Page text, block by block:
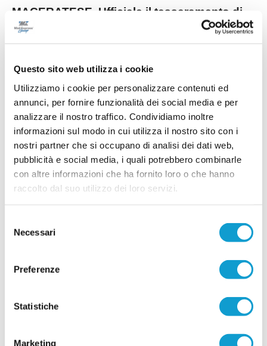
Questo sito web utilizza i cookie
Utilizziamo i cookie per personalizzare contenuti ed
annunci, per fornire funzionalità dei social media e per
analizzare il nostro traffico. Condividiamo inoltre
informazioni sul modo in cui utilizza il nostro sito con i
nostri partner che si occupano di analisi dei dati web,
pubblicità e social media, i quali potrebbero combinarle
con altre informazioni che ha fornito loro o che hanno
raccolto dal suo utilizzo dei loro servizi.
delNecessari
Preferenze
Statistiche
Marketing
MACERATESE. Ufficiale il tesseramento di
Francesco Tarulli
centrocampista Francesco Tarulli, cla
ELITE TOLENTINO. Presentati altri tre
giocatori
L’Elite Tolentino presenta altri tre giocatori per il prossimo campionato di
Prima categoria. Volunni Daniel, 1992 difensore. Tra tanti giovani ci vuole
una guida, un giocatore con tanta esperienza. Nella sua carriera ha vestito
maglie importanti come quella della Maceratese. Ha disputato campionati
di serie D con il Porto Sant’Elpidio, con...leggi
31/07/2026
Il Chiesanuova riabbraccia uno dei protagonisti
della sua storia recente. La società biancorossa
RECANATESE. Ecco un ex Atletico Madrid
Ginard, esterno spagnolo classe 2003 che porta